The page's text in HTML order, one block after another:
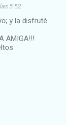
5:52
y la disfruté
AMIGA!!!